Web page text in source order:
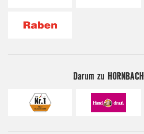
Darum zu HORNBACH